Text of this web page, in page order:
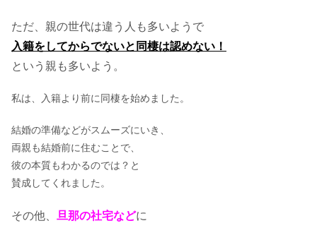
ただ、親の世代は違う人も多いようで
入籍をしてからでないと同棲は認めない！
という親も多いよう。
私は、入籍より前に同棲を始めました。
結婚の準備などがスムーズにいき、
両親も結婚前に住むことで、
彼の本質もわかるのでは？と
賛成してくれました。
その他、 旦那の社宅などに